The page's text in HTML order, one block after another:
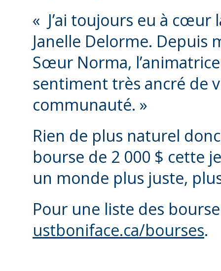
« J’ai toujours eu à cœur
Janelle Delorme. Depuis
Sœur Norma, l’animatrice
sentiment très ancré de
communauté. »
Rien de plus naturel
bourse de 2 000 $ cette
un monde plus juste,
Pour une liste des
ustboniface.ca/bourses.